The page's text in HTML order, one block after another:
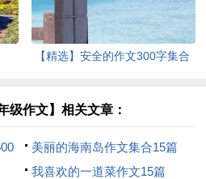
【精选】安全的作文300字集合
级作文】相关文章：
美丽的海南岛作文集合15篇
我喜欢的一道菜作文15篇